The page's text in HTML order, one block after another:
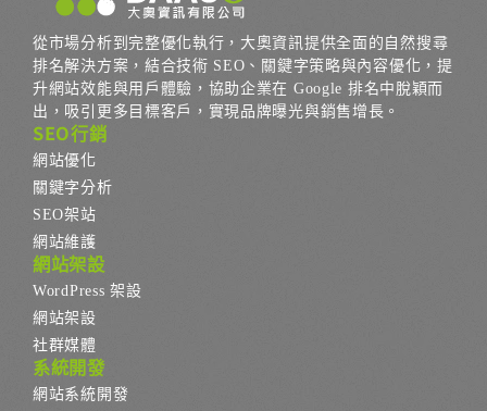
從市場分析到完整優化執行，大奧資訊提供全面的自然搜尋
排名解決方案，結合技術 SEO、關鍵字策略與內容優化，提
升網站效能與用戶體驗，協助企業在 Google 排名中脫穎而
出，吸引更多目標客戶，實現品牌曝光與銷售增長。
SEO行銷
網站優化
關鍵字分析
SEO架站
網站維護
網站架設
WordPress 架設
網站架設
社群媒體
系統開發
網站系統開發